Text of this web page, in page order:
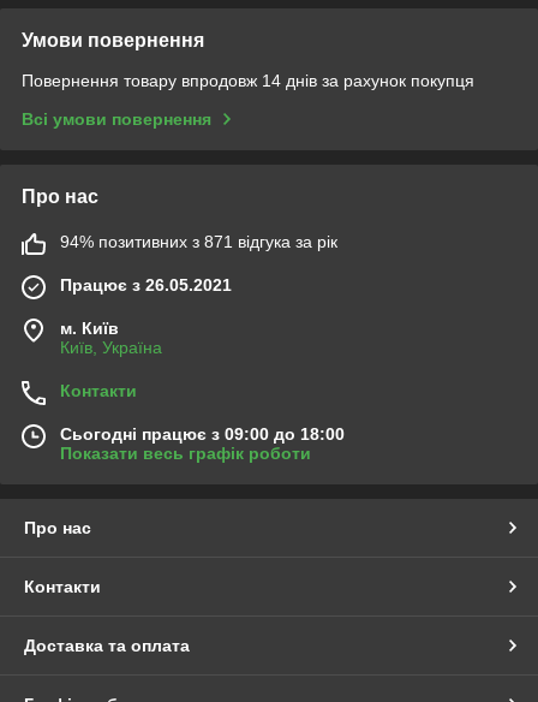
Умови повернення
Повернення товару впродовж 14 днів за рахунок покупця
Всі умови повернення
Про нас
94% позитивних з 871 відгука за рік
Працює з 26.05.2021
м. Київ
Київ, Україна
Контакти
Сьогодні працює з 09:00 до 18:00
Показати весь графік роботи
Про нас
Контакти
Доставка та оплата